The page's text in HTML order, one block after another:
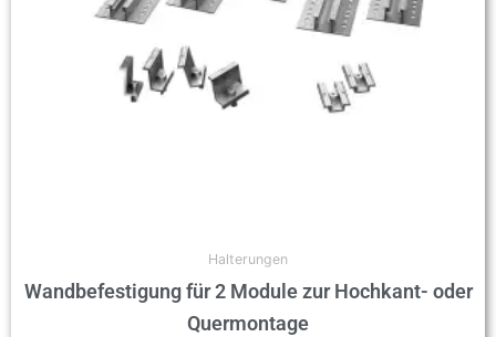
Halterungen
Wandbefestigung für 2 Module zur Hochkant- oder
Quermontage